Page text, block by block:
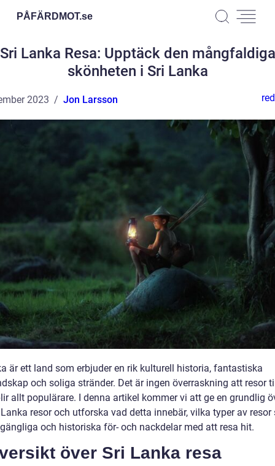
PÅFÄRDMOT.se
Sri Lanka Resa: Upptäck den mångfaldiga
skönheten i Sri Lanka
2023 Jon Larsson
är ett land som erbjuder en rik kulturell historia, fantastiska
och soliga stränder. Det är ingen överraskning att resor
allt populärare. I denna artikel kommer vi att ge en grundlig
resor och utforska vad detta innebär, vilka typer av resor
och historiska för- och nackdelar med att resa hit.
över Sri Lanka resa